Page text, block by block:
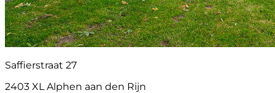
Saffierstraat 27
2403 XL Alphen aan den Rijn